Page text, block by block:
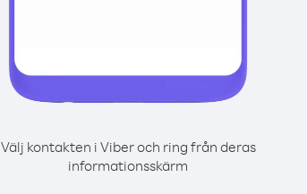
Välj kontakten i Viber och ring från deras
informationsskärm